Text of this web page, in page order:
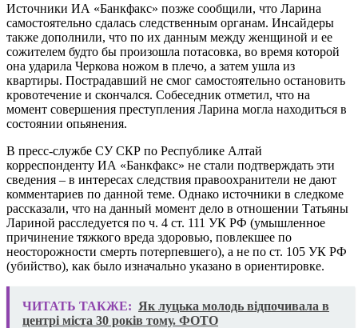
Источники ИА «Банкфакс» позже сообщили, что Ларина
самостоятельно сдалась следственным органам. Инсайдеры
также дополнили, что по их данным между женщиной и ее
сожителем будто бы произошла потасовка, во время которой
она ударила Черкова ножом в плечо, а затем ушла из
квартиры. Пострадавший не смог самостоятельно остановить
кровотечение и скончался. Собеседник отметил, что на
момент совершения преступления Ларина могла находиться в
состоянии опьянения.
В пресс-службе СУ СКР по Республике Алтай
корреспонденту ИА «Банкфакс» не стали подтверждать эти
сведения – в интересах следствия правоохранители не дают
комментариев по данной теме. Однако источники в следкоме
рассказали, что на данный момент дело в отношении Татьяны
Лариной расследуется по ч. 4 ст. 111 УК РФ (умышленное
причинение тяжкого вреда здоровью, повлекшее по
неосторожности смерть потерпевшего), а не по ст. 105 УК РФ
(убийство), как было изначально указано в ориентировке.
ЧИТАТЬ ТАКЖЕ: Як луцька молодь відпочивала в
центрі міста 30 років тому. ФОТО